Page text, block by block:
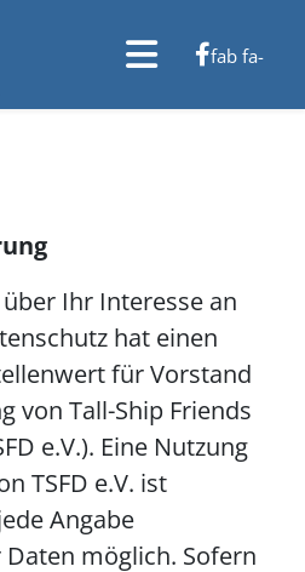
fab fa-
Ihr Interesse an
hat einen
für Vorstand
von Tall-Ship Friends
e.V.). Eine Nutzung
TSFD e.V. ist
Angabe
möglich. Sofern